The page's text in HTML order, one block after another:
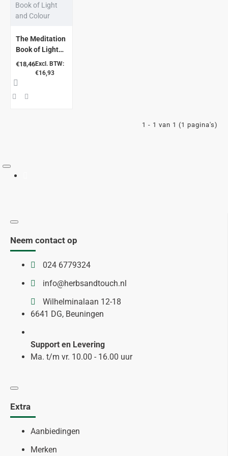
Book of Light
and Colour
The Meditation
Book of Light
and Colour
€18,46Excl. BTW:
€16,93
1 - 1 van 1 (1 pagina's)
Neem contact op
024 6779324
info@herbsandtouch.nl
Wilhelminalaan 12-18
6641 DG, Beuningen
Support en Levering
Ma. t/m vr. 10.00 - 16.00 uur
Extra
Aanbiedingen
Merken